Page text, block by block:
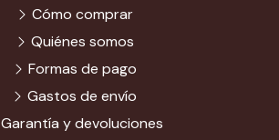
Cómo comprar
Quiénes somos
Formas de pago
Gastos de envío
Garantía y devoluciones